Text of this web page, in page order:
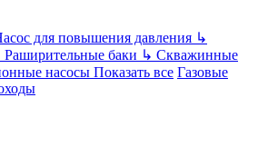
для повышения давления ↳
Раширительные баки ↳ Скважинные
насосы Показать все Газовые